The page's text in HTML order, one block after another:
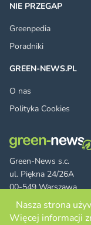
Green-News s.c.
ul. Piękna 24/26A
00-549 Warszawa
NIE PRZEGAP
Greenpedia
Poradniki
GREEN-NEWS.PL
O nas
Polityka Cookies
Nasza strona
Więcej informacji